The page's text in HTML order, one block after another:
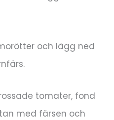
och lägg ned
tomater, fond
med färsen och